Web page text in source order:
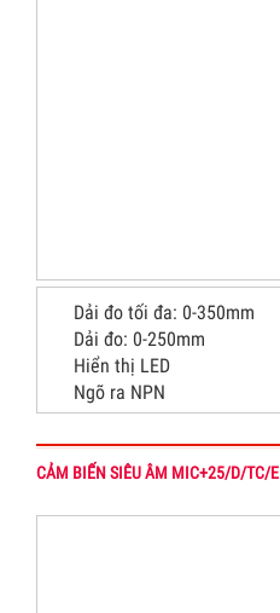
Dải đo tối đa: 0-350mm
Dải đo: 0-250mm
Hiển thị LED
Ngõ ra NPN
CẢM BIẾN SIÊU ÂM MIC+25/D/TC/E